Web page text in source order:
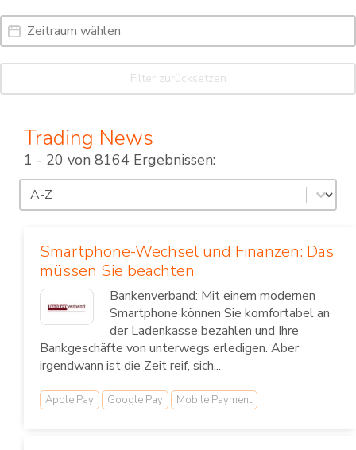
Date Range
Date
Filter zurücksetzen
Trading News
1 - 20 von 8164 Ergebnissen:
Sortierung
Sort content
Smartphone-Wechsel und Finanzen: Das
müssen Sie beachten
Bankenverband: Mit einem modernen
Smartphone können Sie komfortabel an
der Ladenkasse bezahlen und Ihre
Bankgeschäfte von unterwegs erledigen. Aber
irgendwann ist die Zeit reif, sich...
Apple Pay Google Pay Mobile Payment